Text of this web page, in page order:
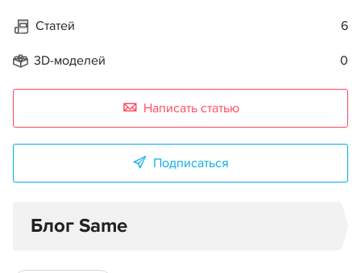
Статей 6
3D-моделей 0
Написать статью
Подписаться
Блог Same